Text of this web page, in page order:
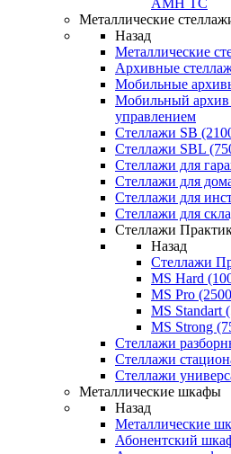
AMH TC
Металлические
Назад
Металлические
Архивные
Мобильные
Мобильный архив
управлением
Стеллажи SB
Стеллажи SBL
Стеллажи для
Стеллажи для
Стеллажи для
Стеллажи для
Стеллажи
Назад
Стеллажи
MS Hard
MS Pro
MS Standart
MS Strong
Стеллажи
Стеллажи
Стеллажи
Металлические шкафы
Назад
Металлические
Абонентский